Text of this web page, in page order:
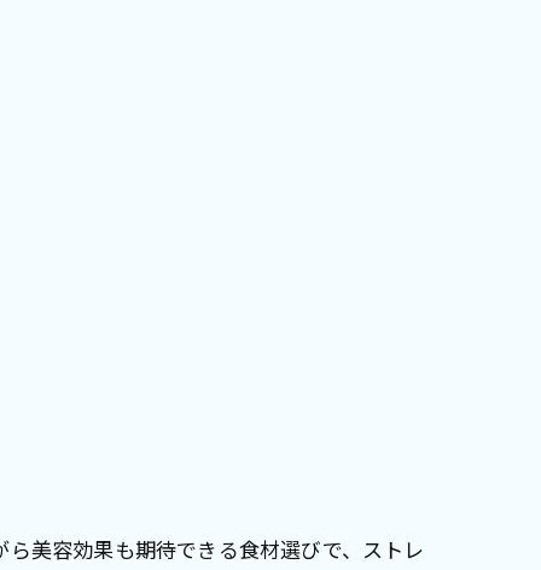
美容効果も期待できる食材選びで、ストレ